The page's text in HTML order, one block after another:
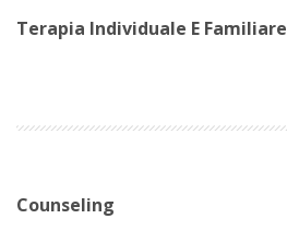
Terapia Individuale E Familiare
Counseling